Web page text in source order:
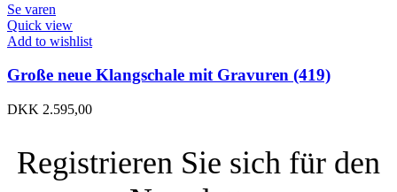
Se varen
Quick view
Add to wishlist
Große neue Klangschale mit Gravuren (419)
DKK 2.595,00
Registrieren Sie sich für den